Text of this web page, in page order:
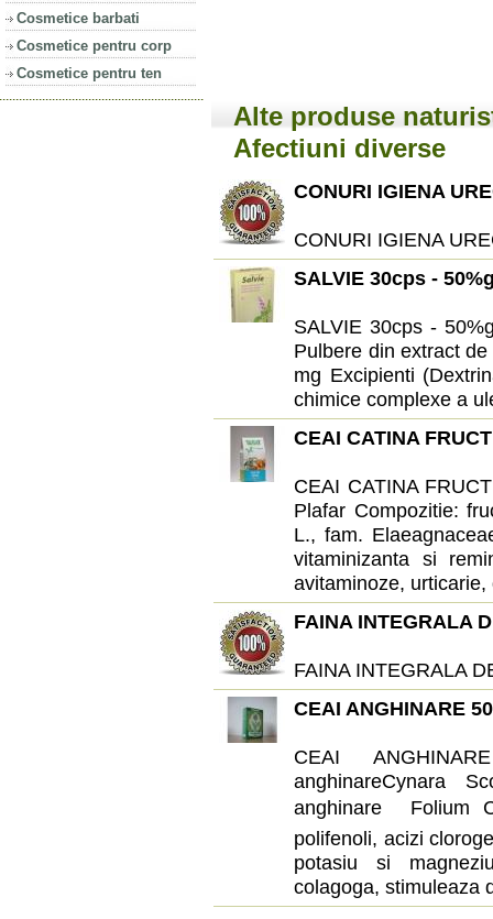
Cosmetice barbati
Cosmetice pentru corp
Cosmetice pentru ten
Alte produse
Afectiuni diverse
CONURI IGIENA
CONURI IGIENA
SALVIE 30cps -
SALVIE 30cps -
Pulbere din extract
mg Excipienti
chimice complexe a
CEAI CATINA
CEAI CATINA
Plafar Compozitie:
L., fam.
vitaminizanta si
avitaminoze,
FAINA INTEGRALA
FAINA INTEGRALA
CEAI ANGHINARE
CEAI
anghinareCynara
anghinare  Folium
polifenoli, acizi
potasiu si
colagoga, stimuleaza